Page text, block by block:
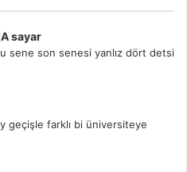
sayar
sene son senesi yanlız dört detsi
geçişle farklı bi üniversiteye